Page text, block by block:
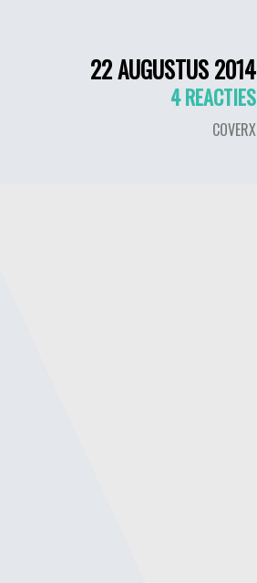
22 AUGUSTUS 2014
4 REACTIES
COVERX